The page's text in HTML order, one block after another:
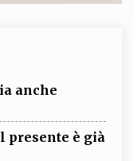
anche
presente è già